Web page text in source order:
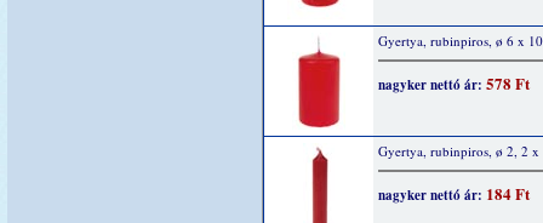
Gyertya, rubinpiros, ø 6 x
nagyker nettó ár: 578 Ft
Gyertya, rubinpiros, ø 2, 2 x
nagyker nettó ár: 184 Ft